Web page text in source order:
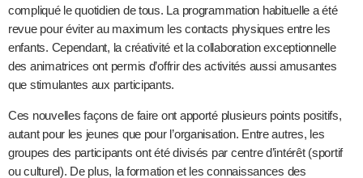
compliqué le quotidien de tous. La programmation habituelle a été
revue pour éviter au maximum les contacts physiques entre les
enfants. Cependant, la créativité et la collaboration exceptionnelle
des animatrices ont permis d’offrir des activités aussi amusantes
que stimulantes aux participants.
Ces nouvelles façons de faire ont apporté plusieurs points positifs,
autant pour les jeunes que pour l’organisation. Entre autres, les
groupes des participants ont été divisés par centre d’intérêt (sportif
ou culturel). De plus, la formation et les connaissances des